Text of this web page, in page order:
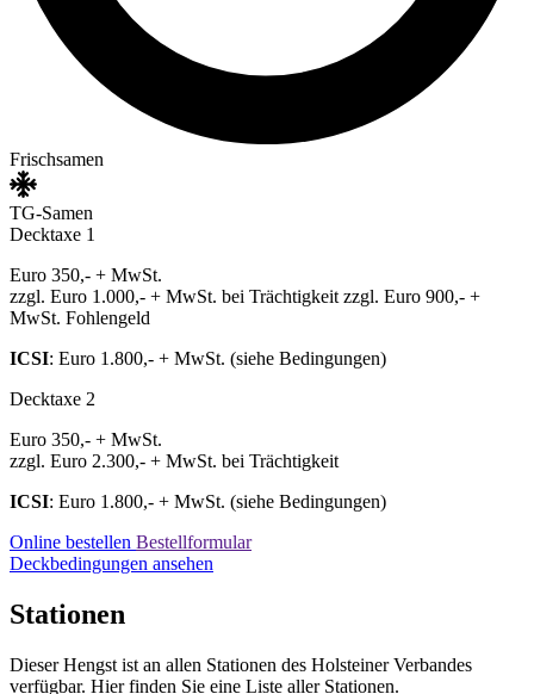
Frischsamen
TG-Samen
Decktaxe 1
Euro 350,- + MwSt.
zzgl. Euro 1.000,- + MwSt. bei Trächtigkeit zzgl. Euro 900,- +
MwSt. Fohlengeld
ICSI: Euro 1.800,- + MwSt. (siehe Bedingungen)
Decktaxe 2
Euro 350,- + MwSt.
zzgl. Euro 2.300,- + MwSt. bei Trächtigkeit
ICSI: Euro 1.800,- + MwSt. (siehe Bedingungen)
Online bestellen Bestellformular
Deckbedingungen ansehen
Stationen
Dieser Hengst ist an allen Stationen des Holsteiner Verbandes
verfügbar. Hier finden Sie eine Liste aller Stationen.